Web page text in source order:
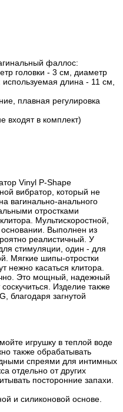
фаллос:
головки - 3 см, диаметр
длина - 11 см,
плавная регулировка
входят в комплект)
Vinyl P-Shape
вибратор, который не
вагинально-анального
отростками
Мультискоростной,
Выполнен из
реалистичный. У
стимуляции, один - для
Мягкие шипы-отростки
нежно касаться клитора.
Это мощный, надежный
Изделие также
благодаря загнутой
игрушку в теплой воде
также обрабатывать
спреями для интимных
отдельно от других
посторонние запахи.
и силиконовой основе.